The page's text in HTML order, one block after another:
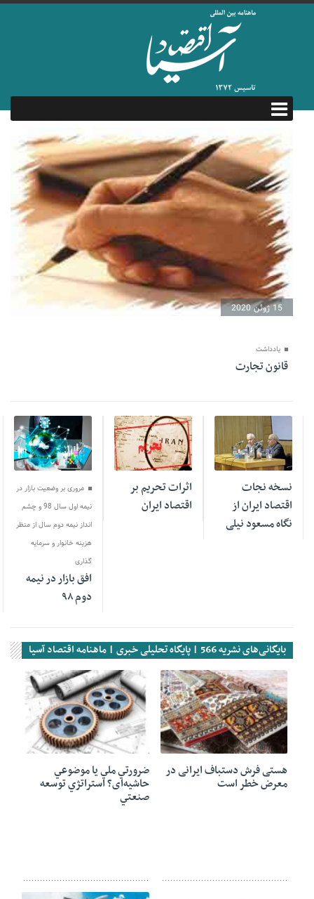
15 ژوئن 2020
یادداشت
‌قانون تجارت
15 ژوئن 2020
نسخه نجات
اقتصاد ایران از
نگاه مسعود نیلی
15 ژوئن 2020
اثرات تحریم بر
اقتصاد ایران
15 ژوئن 2020
مروری بر وضعیت بازار در
نیمه اول سال 98 و چشم
انداز نیمه دوم سال از منظر
هزینه خانوار و سرمایه
گذاری
افق بازار در نیمه
دوم ۹۸
بایگانی‌های نشریه 566 | پایگاه تحلیلی خبری | ماهنامه اقتصاد آسیا
15 ژوئن 2020
هستی فرش دستباف ایرانی در
معرض خطر است
15 ژوئن 2020
ضرورتي ملي يا موضوعي
حاشیه‌ای؟ استراتژي توسعه
صنعتي